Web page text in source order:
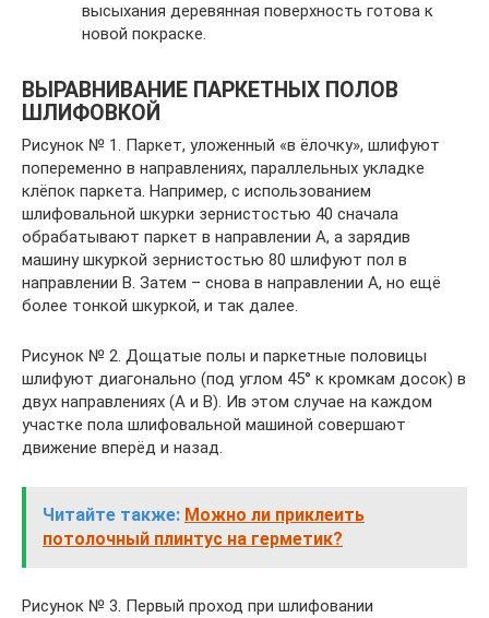
высыхания деревянная поверхность готова к
новой покраске.
ВЫРАВНИВАНИЕ ПАРКЕТНЫХ ПОЛОВ
ШЛИФОВКОЙ
Рисунок № 1. Паркет, уложенный «в ёлочку», шлифуют
попеременно в направлениях, параллельных укладке
клёпок паркета. Например, с использованием
шлифовальной шкурки зернистостью 40 сначала
обрабатывают паркет в направлении А, а зарядив
машину шкуркой зернистостью 80 шлифуют пол в
направлении В. Затем – снова в направлении А, но ещё
более тонкой шкуркой, и так далее.
Рисунок № 2. Дощатые полы и паркетные половицы
шлифуют диагонально (под углом 45° к кромкам досок) в
двух направлениях (А и В). Ив этом случае на каждом
участке пола шлифовальной машиной совершают
движение вперёд и назад.
Читайте также: Можно ли приклеить
потолочный плинтус на герметик?
Рисунок № 3. Первый проход при шлифовании